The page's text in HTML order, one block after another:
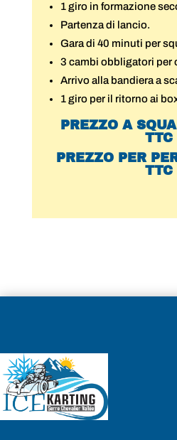
1 giro in formazione
Partenza di lancio.
Gara di 40 minuti per
3 cambi obbligatori per
Arrivo alla bandiera a
1 giro per il ritorno ai
PREZZO A
TTC
PREZZO PER
TTC